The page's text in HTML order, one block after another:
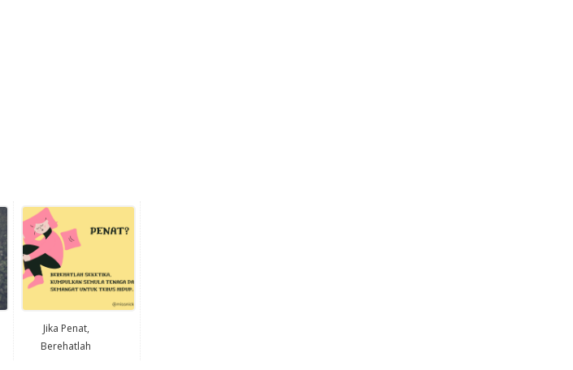
Jika Penat,
Berehatlah